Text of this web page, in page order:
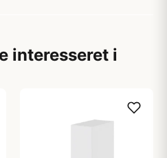
interesseret i